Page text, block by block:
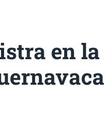
en la